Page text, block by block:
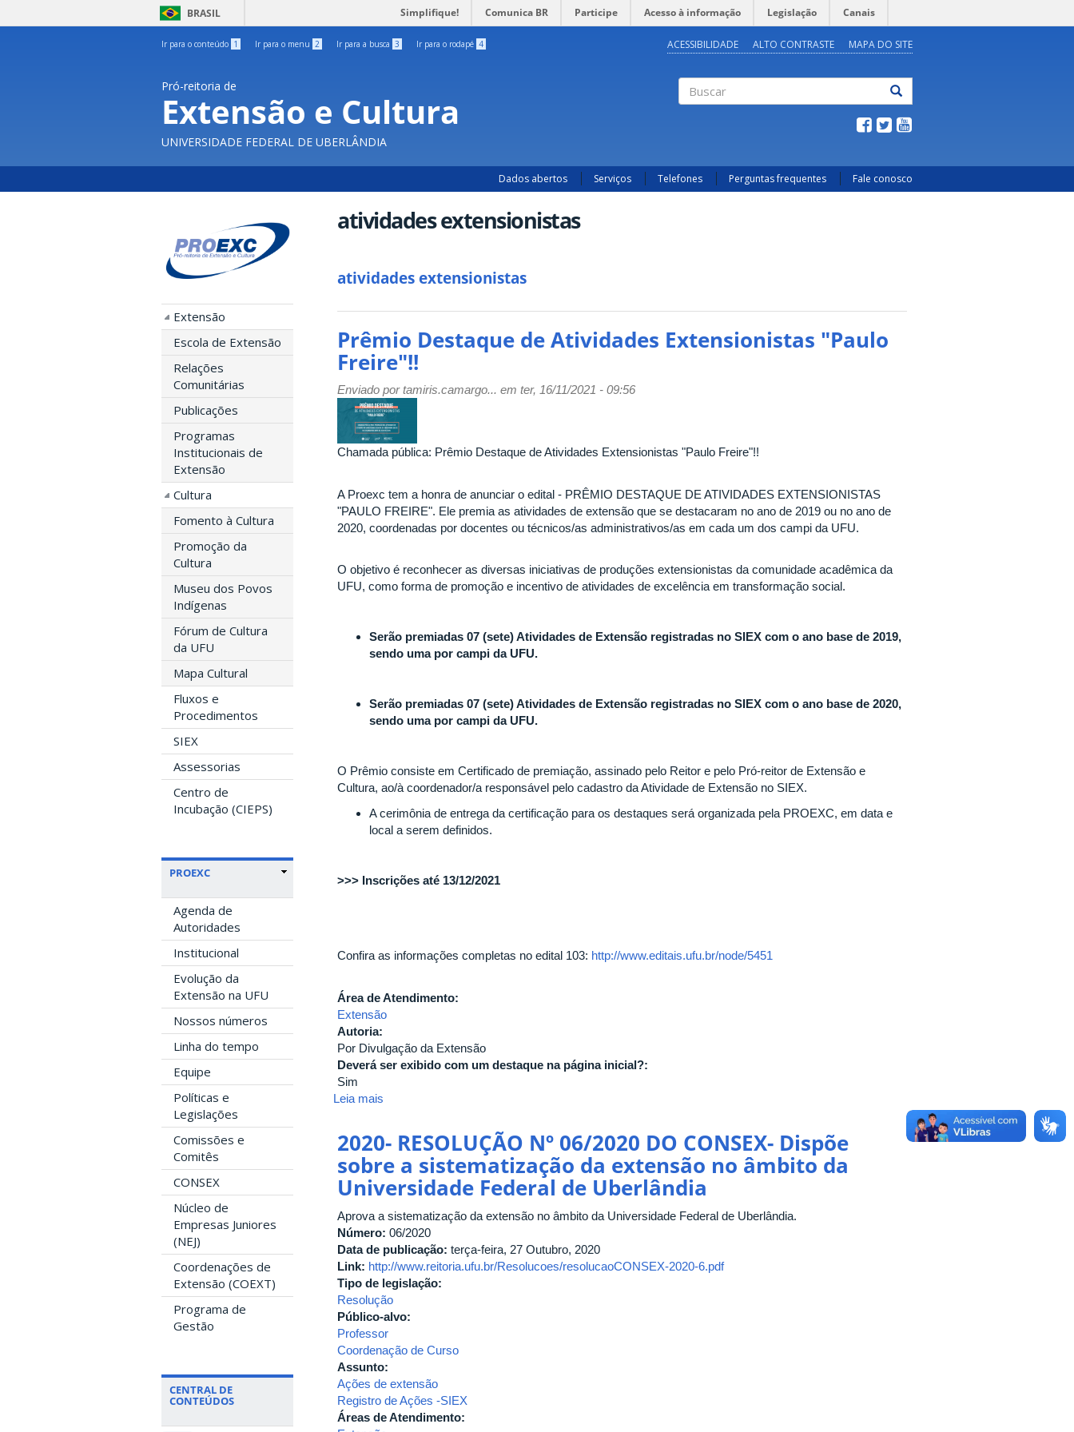
BRASIL Simplifique! Comunica BR Participe Acesso à informação Legislação Canais
Ir para o conteúdo 1 Ir para o menu 2 Ir para a busca 3 Ir para o rodapé 4 ACESSIBILIDADE ALTO CONTRASTE MAPA DO SITE
Pró-reitoria de
Extensão e Cultura
UNIVERSIDADE FEDERAL DE UBERLÂNDIA
Dados abertos Serviços Telefones Perguntas frequentes Fale conosco
Extensão
Escola de Extensão
Relações
Comunitárias
Publicações
Programas
Institucionais de
Extensão
Cultura
Fomento à Cultura
Promoção da
Cultura
Museu dos Povos
Indígenas
Fórum de Cultura
da UFU
Mapa Cultural
Fluxos e
Procedimentos
SIEX
Assessorias
Centro de
Incubação (CIEPS)
PROEXC
Agenda de
Autoridades
Institucional
Evolução da
Extensão na UFU
Nossos números
Linha do tempo
Equipe
Políticas e
Legislações
Comissões e
Comitês
CONSEX
Núcleo de
Empresas Juniores
(NEJ)
Coordenações de
Extensão (COEXT)
Programa de
Gestão
CENTRAL DE
CONTEÚDOS
atividades extensionistas
atividades extensionistas
Prêmio Destaque de Atividades Extensionistas "Paulo
Freire"!!
Enviado portamiris.camargo... em ter, 16/11/2021 - 09:56
Chamada pública: Prêmio Destaque de Atividades Extensionistas "Paulo Freire"!!
A Proexc tem a honra de anunciar o edital - PRÊMIO DESTAQUE DE ATIVIDADES EXTENSIONISTAS
"PAULO FREIRE". Ele premia as atividades de extensão que se destacaram no ano de 2019 ou no ano de
2020, coordenadas por docentes ou técnicos/as administrativos/as em cada um dos campi da UFU.
O objetivo é reconhecer as diversas iniciativas de produções extensionistas da comunidade acadêmica da
UFU, como forma de promoção e incentivo de atividades de excelência em transformação social.
Serão premiadas 07 (sete) Atividades de Extensão registradas no SIEX com o ano base de 2019,
sendo uma por campi da UFU.
Serão premiadas 07 (sete) Atividades de Extensão registradas no SIEX com o ano base de 2020,
sendo uma por campi da UFU.
O Prêmio consiste em Certificado de premiação, assinado pelo Reitor e pelo Pró-reitor de Extensão e
Cultura, ao/à coordenador/a responsável pelo cadastro da Atividade de Extensão no SIEX.
A cerimônia de entrega da certificação para os destaques será organizada pela PROEXC, em data e
local a serem definidos.
>>> Inscrições até 13/12/2021
Confira as informações completas no edital 103: http://www.editais.ufu.br/node/5451
Área de Atendimento:
Extensão
Autoria:
Por Divulgação da Extensão
Deverá ser exibido com um destaque na página inicial?:
Sim
Leia mais
de
Atividades
Extensionistas
"Paulo
Freire"!!
2020- RESOLUÇÃO Nº 06/2020 DO CONSEX- Dispõe
sobre a sistematização da extensão no âmbito da
Universidade Federal de Uberlândia
Aprova a sistematização da extensão no âmbito da Universidade Federal de Uberlândia.
Número: 06/2020
Data de publicação: terça-feira, 27 Outubro, 2020
Link: http://www.reitoria.ufu.br/Resolucoes/resolucaoCONSEX-2020-6.pdf
Tipo de legislação:
Resolução
Público-alvo:
Professor
Coordenação de Curso
Assunto:
Ações de extensão
Registro de Ações -SIEX
Áreas de Atendimento: